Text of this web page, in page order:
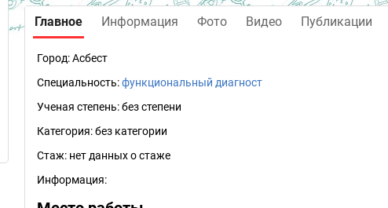
Главное Информация Фото Видео Публикации
Город:Асбест
Специальность:функциональный диагност
Ученая степень:без степени
Категория:без категории
Стаж: нет данных о стаже
Информация: